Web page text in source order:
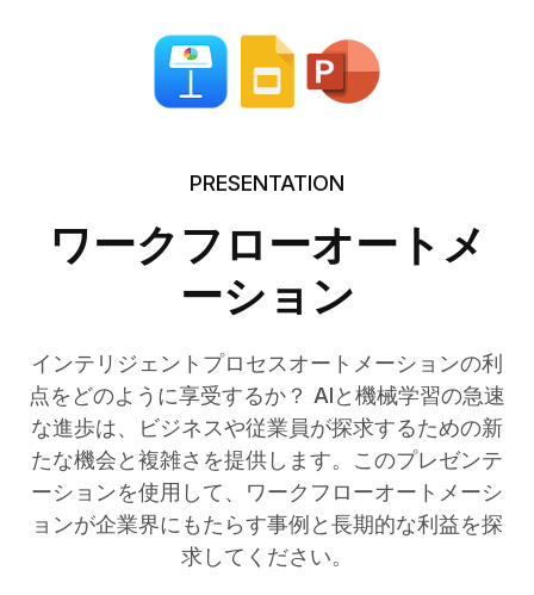
PRESENTATION
ワークフローオートメ
ーション
インテリジェントプロセスオートメーションの利
点をどのように享受するか？ AIと機械学習の急速
な進歩は、ビジネスや従業員が探求するための新
たな機会と複雑さを提供します。このプレゼンテ
ーションを使用して、ワークフローオートメーシ
ョンが企業界にもたらす事例と長期的な利益を探
求してください。